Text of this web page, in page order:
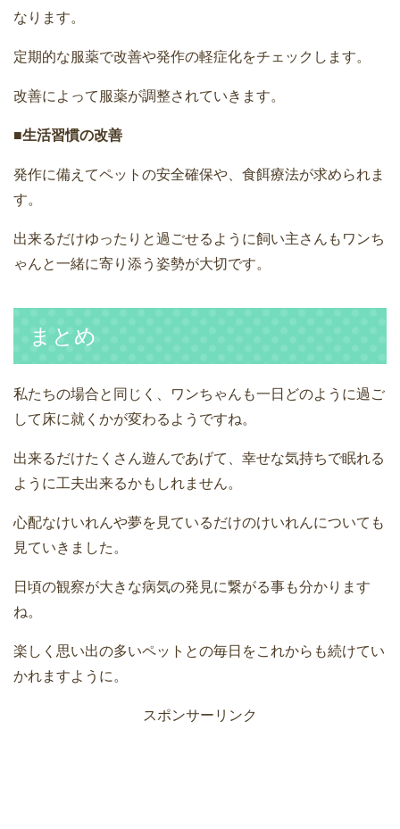
なります。
定期的な服薬で改善や発作の軽症化をチェックします。
改善によって服薬が調整されていきます。
■生活習慣の改善
発作に備えてペットの安全確保や、食餌療法が求められま
す。
出来るだけゆったりと過ごせるように飼い主さんもワンち
ゃんと一緒に寄り添う姿勢が大切です。
まとめ
私たちの場合と同じく、ワンちゃんも一日どのように過ご
して床に就くかが変わるようですね。
出来るだけたくさん遊んであげて、幸せな気持ちで眠れる
ように工夫出来るかもしれません。
心配なけいれんや夢を見ているだけのけいれんについても
見ていきました。
日頃の観察が大きな病気の発見に繋がる事も分かります
ね。
楽しく思い出の多いペットとの毎日をこれからも続けてい
かれますように。
スポンサーリンク